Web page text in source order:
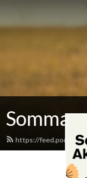
Sommar
https://